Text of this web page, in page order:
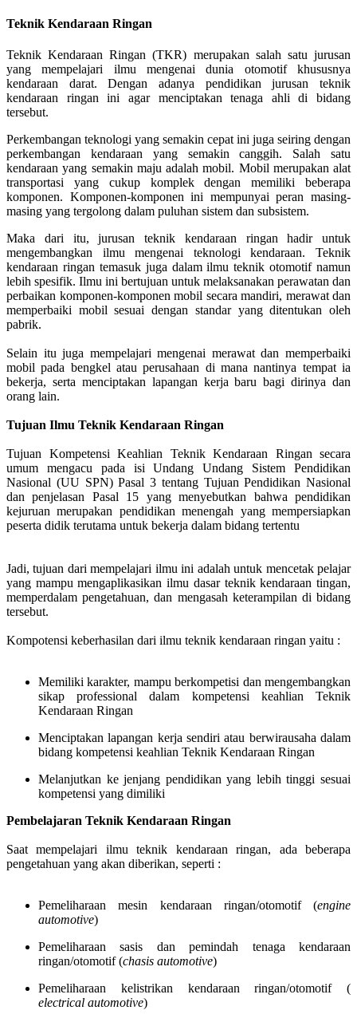
Teknik Kendaraan Ringan
Teknik Kendaraan Ringan (TKR) merupakan salah satu jurusan
yang mempelajari ilmu mengenai dunia otomotif khususnya
kendaraan darat. Dengan adanya pendidikan jurusan teknik
kendaraan ringan ini agar menciptakan tenaga ahli di bidang
tersebut.
Perkembangan teknologi yang semakin cepat ini juga seiring dengan
perkembangan kendaraan yang semakin canggih. Salah satu
kendaraan yang semakin maju adalah mobil. Mobil merupakan alat
transportasi yang cukup komplek dengan memiliki beberapa
komponen. Komponen-komponen ini mempunyai peran masing-
masing yang tergolong dalam puluhan sistem dan subsistem.
Maka dari itu, jurusan teknik kendaraan ringan hadir untuk
mengembangkan ilmu mengenai teknologi kendaraan. Teknik
kendaraan ringan temasuk juga dalam ilmu teknik otomotif namun
lebih spesifik. Ilmu ini bertujuan untuk melaksanakan perawatan dan
perbaikan komponen-komponen mobil secara mandiri, merawat dan
memperbaiki mobil sesuai dengan standar yang ditentukan oleh
pabrik.
Selain itu juga mempelajari mengenai merawat dan memperbaiki
mobil pada bengkel atau perusahaan di mana nantinya tempat ia
bekerja, serta menciptakan lapangan kerja baru bagi dirinya dan
orang lain.
Tujuan Ilmu Teknik Kendaraan Ringan
Tujuan Kompetensi Keahlian Teknik Kendaraan Ringan secara
umum mengacu pada isi Undang Undang Sistem Pendidikan
Nasional (UU SPN) Pasal 3 tentang Tujuan Pendidikan Nasional
dan penjelasan Pasal 15 yang menyebutkan bahwa pendidikan
kejuruan merupakan pendidikan menengah yang mempersiapkan
peserta didik terutama untuk bekerja dalam bidang tertentu
Jadi, tujuan dari mempelajari ilmu ini adalah untuk mencetak pelajar
yang mampu mengaplikasikan ilmu dasar teknik kendaraan tingan,
memperdalam pengetahuan, dan mengasah keterampilan di bidang
tersebut.
Kompotensi keberhasilan dari ilmu teknik kendaraan ringan yaitu :
Memiliki karakter, mampu berkompetisi dan mengembangkan
sikap professional dalam kompetensi keahlian Teknik
Kendaraan Ringan
Menciptakan lapangan kerja sendiri atau berwirausaha dalam
bidang kompetensi keahlian Teknik Kendaraan Ringan
Melanjutkan ke jenjang pendidikan yang lebih tinggi sesuai
kompetensi yang dimiliki
Pembelajaran Teknik Kendaraan Ringan
Saat mempelajari ilmu teknik kendaraan ringan, ada beberapa
pengetahuan yang akan diberikan, seperti :
Pemeliharaan mesin kendaraan ringan/otomotif (engine
automotive)
Pemeliharaan sasis dan pemindah tenaga kendaraan
ringan/otomotif (chasis automotive)
Pemeliharaan kelistrikan kendaraan ringan/otomotif (
electrical automotive)